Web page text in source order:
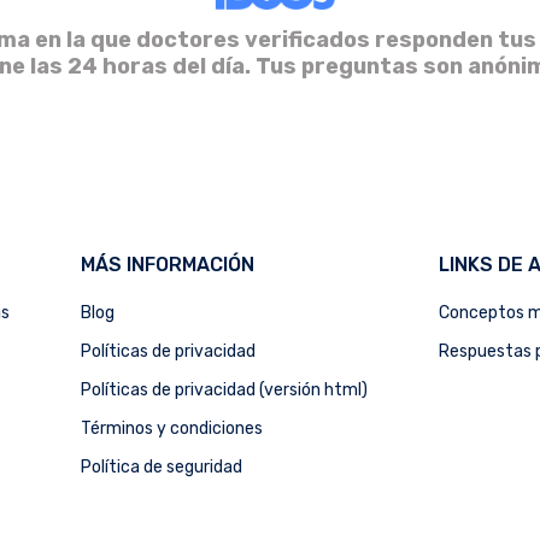
en la que doctores verificados responden
las 24 horas del día. Tus preguntas son
MÁS INFORMACIÓN
Blog
Políticas de privacidad
Políticas de privacidad (versión html)
Términos y condiciones
Política de seguridad
LINKS DE
Conceptos
Respuestas